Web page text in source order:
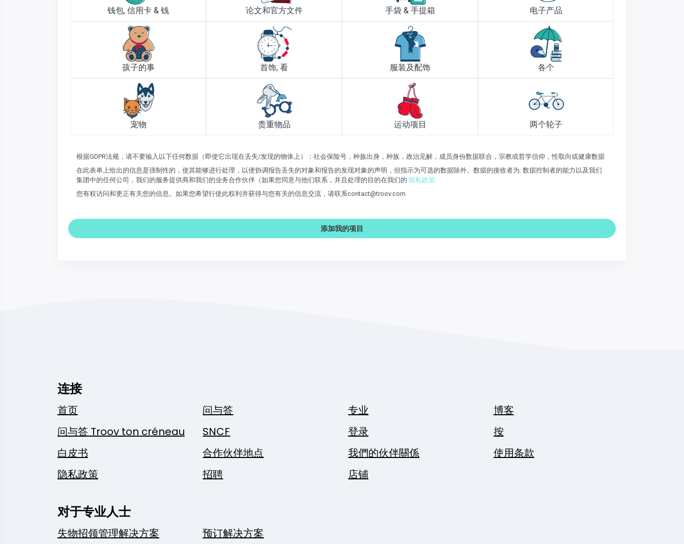
钱包, 信用卡 & 钱 论文和官方文件 手袋 & 手提箱 电子产品
孩子的事 首饰, 看 服装及配饰 各个
宠物 贵重物品 运动项目 两个轮子
根据GDPR法规，请不要输入以下任何数据（即使它出现在丢失/发现的物体上）：社会保险号，种族出身，种族，政治见解，成员身份数据联合，宗教或哲学信仰，性取向或健康数据
在此表单上给出的信息是强制性的，使其能够进行处理，以便协调报告丢失的对象和报告的发现对象的声明，但指示为可选的数据除外。数据的接收者为: 数据控制者的能力以及我们
集团中的任何公司，我们的服务提供商和我们的业务合作伙伴（如果您同意与他们联系，并且处理的目的在我们的 隐私政策.
您有权访问和更正有关您的信息。如果您希望行使此权利并获得与您有关的信息交流，请联系contact@troov.com
添加我的项目
连接
首页 问与答 专业
博客
问与答 Troov ton créneau
SNCF 登录
按
白皮书
合作伙伴地点 我們的伙伴關係
使用条款
隐私政策
招聘 店铺
对于专业人士
失物招领管理解决方案 预订解决方案